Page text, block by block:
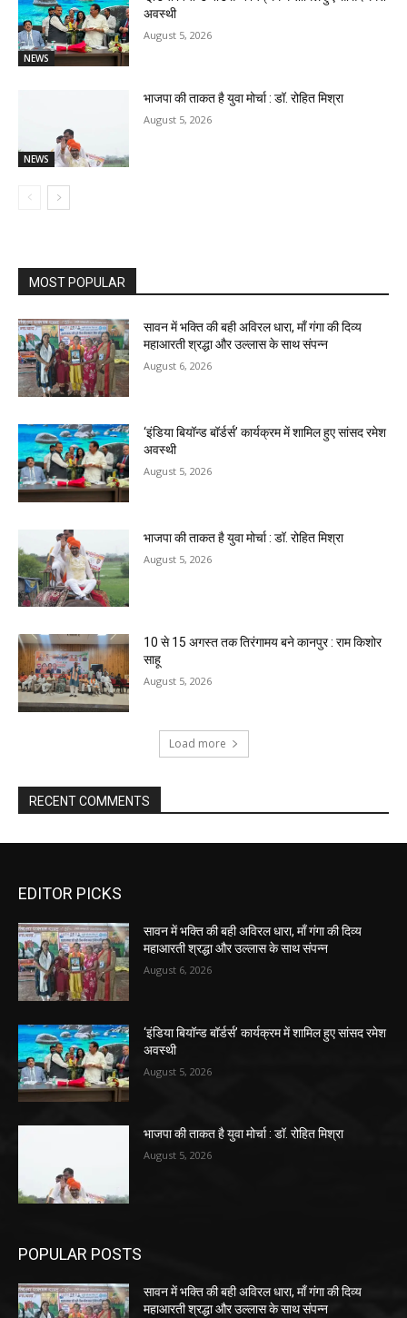
NEWS
अवस्थी
August 5, 2026
NEWS
भाजपा की ताकत है युवा मोर्चा : डॉ. रोहित मिश्रा
August 5, 2026
MOST POPULAR
सावन में भक्ति की बही अविरल धारा, माँ गंगा की दिव्य
महाआरती श्रद्धा और उल्लास के साथ संपन्न
August 6, 2026
‘इंडिया बियॉन्ड बॉर्डर्स’ कार्यक्रम में शामिल हुए सांसद रमेश
अवस्थी
August 5, 2026
भाजपा की ताकत है युवा मोर्चा : डॉ. रोहित मिश्रा
August 5, 2026
10 से 15 अगस्त तक तिरंगामय बने कानपुर : राम किशोर
साहू
August 5, 2026
Load more
RECENT COMMENTS
EDITOR PICKS
सावन में भक्ति की बही अविरल धारा, माँ गंगा की दिव्य
महाआरती श्रद्धा और उल्लास के साथ संपन्न
August 6, 2026
‘इंडिया बियॉन्ड बॉर्डर्स’ कार्यक्रम में शामिल हुए सांसद रमेश
अवस्थी
August 5, 2026
भाजपा की ताकत है युवा मोर्चा : डॉ. रोहित मिश्रा
August 5, 2026
POPULAR POSTS
सावन में भक्ति की बही अविरल धारा, माँ गंगा की दिव्य
महाआरती श्रद्धा और उल्लास के साथ संपन्न